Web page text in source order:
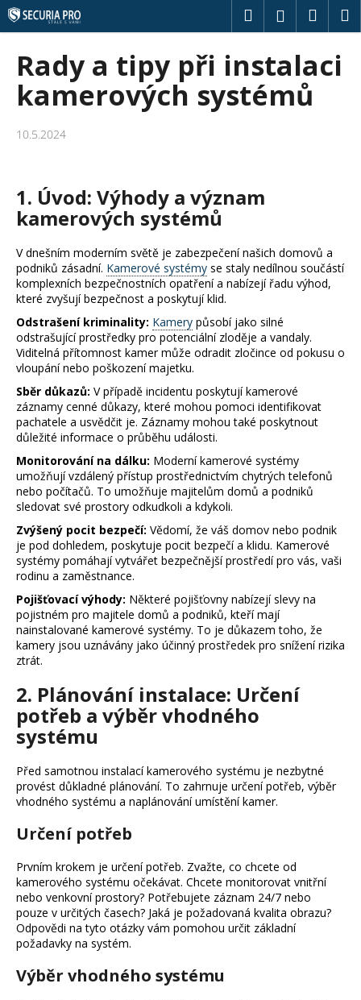
Přejít
na
obsah
HledatPřihlášení
Rady a tipy při instalaci
kamerových systémů
10.5.2024
1. Úvod: Výhody a význam
kamerových systémů
V dnešním moderním světě je zabezpečení našich domovů a
podniků zásadní. Kamerové systémy se staly nedílnou součástí
komplexních bezpečnostních opatření a nabízejí řadu výhod,
které zvyšují bezpečnost a poskytují klid.
Odstrašení kriminality: Kamery působí jako silné
odstrašující prostředky pro potenciální zloděje a vandaly.
Viditelná přítomnost kamer může odradit zločince od pokusu o
vloupání nebo poškození majetku.
Sběr důkazů: V případě incidentu poskytují kamerové
záznamy cenné důkazy, které mohou pomoci identifikovat
pachatele a usvědčit je. Záznamy mohou také poskytnout
důležité informace o průběhu události.
Monitorování na dálku: Moderní kamerové systémy
umožňují vzdálený přístup prostřednictvím chytrých telefonů
nebo počítačů. To umožňuje majitelům domů a podniků
sledovat své prostory odkudkoli a kdykoli.
Zvýšený pocit bezpečí: Vědomí, že váš domov nebo podnik
je pod dohledem, poskytuje pocit bezpečí a klidu. Kamerové
systémy pomáhají vytvářet bezpečnější prostředí pro vás, vaši
rodinu a zaměstnance.
Pojišťovací výhody: Některé pojišťovny nabízejí slevy na
pojistném pro majitele domů a podniků, kteří mají
nainstalované kamerové systémy. To je důkazem toho, že
kamery jsou uznávány jako účinný prostředek pro snížení rizika
ztrát.
2. Plánování instalace: Určení
potřeb a výběr vhodného
systému
Před samotnou instalací kamerového systému je nezbytné
provést důkladné plánování. To zahrnuje určení potřeb, výběr
vhodného systému a naplánování umístění kamer.
Určení potřeb
Prvním krokem je určení potřeb. Zvažte, co chcete od
kamerového systému očekávat. Chcete monitorovat vnitřní
nebo venkovní prostory? Potřebujete záznam 24/7 nebo
pouze v určitých časech? Jaká je požadovaná kvalita obrazu?
Odpovědi na tyto otázky vám pomohou určit základní
požadavky na systém.
Výběr vhodného systému
K
o
C
o
p
ř
e
b
u
j
e
t
e
n
a
j
í
t
?
HLEDAT
D
o
p
o
r
u
č
u
e
m